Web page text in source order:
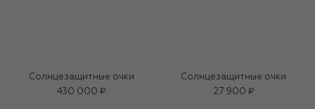
Солнцезащитные очки
430 000 ₽
Солнцезащитные очки
27 900 ₽